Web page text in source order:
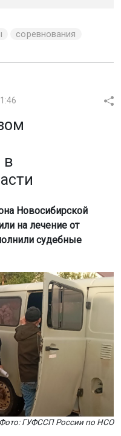
соревнования
в
Новосибирской
на лечение от
судебные
Фото: ГУФССП России по НСО